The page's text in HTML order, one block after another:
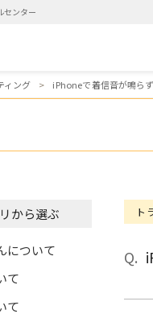
センター
ィング iPhoneで着信音が鳴ら
ト
から選ぶ
について
て
て